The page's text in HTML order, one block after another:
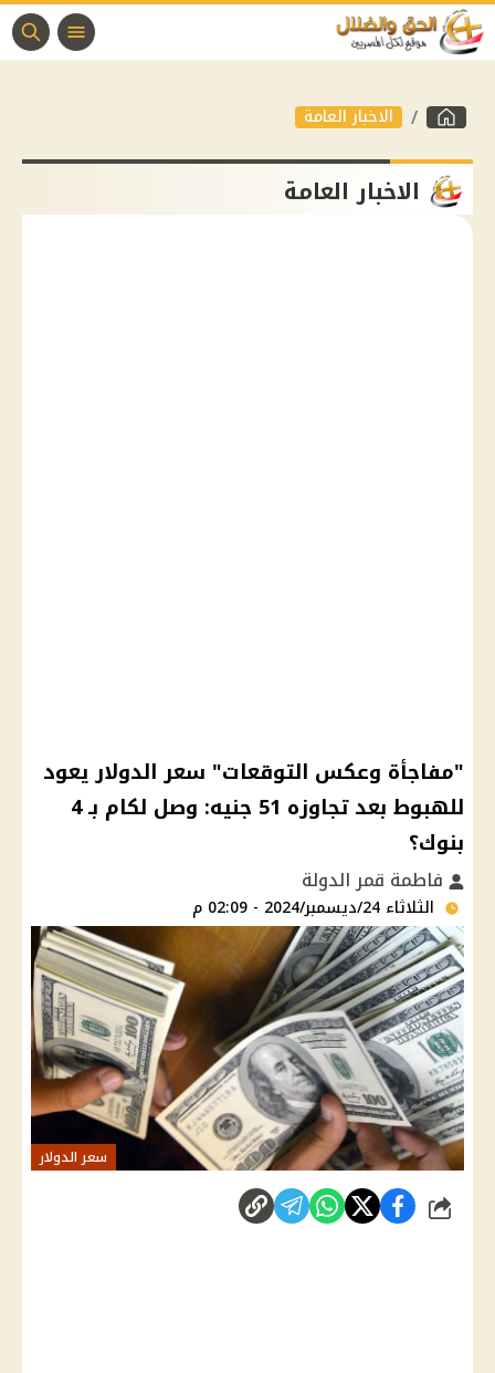
الاخبار العامة
الاخبار العامة
"مفاجأة وعكس التوقعات" سعر الدولار يعود
للهبوط بعد تجاوزه 51 جنيه: وصل لكام بـ 4
بنوك؟
فاطمة قمر الدولة
الثلاثاء 24/ديسمبر/2024 - 02:09 م
سعر الدولار
شارك